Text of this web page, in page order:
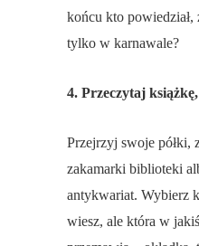
końcu kto powiedział,
tylko w karnawale?
4. Przeczytaj
Przejrzyj swoje półki,
zakamarki biblioteki
antykwariat. Wybierz
wiesz, ale która w